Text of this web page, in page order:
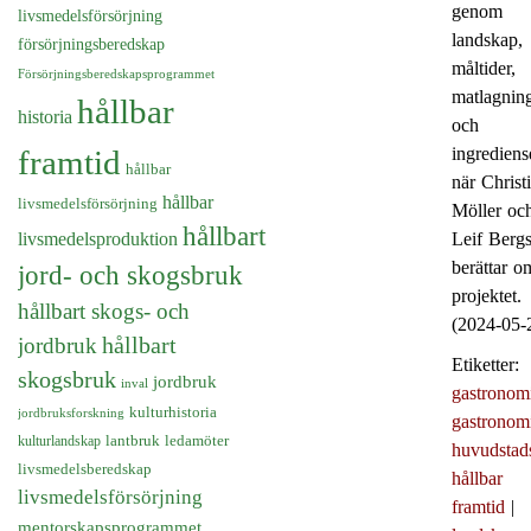
livsmedelsförsörjning
försörjningsberedskap
Försörjningsberedskapsprogrammet
historia hållbar
framtid hållbar
livsmedelsförsörjning hållbar
livsmedelsproduktion hållbart
jord- och skogsbruk
hållbart skogs- och
jordbrukhållbart
skogsbruk inval jordbruk
jordbruksforskning kulturhistoria
kulturlandskap lantbruk ledamöter
livsmedelsberedskap
livsmedelsförsörjning
genom
landskap,
måltider,
och
när
Möller
Leif
berättar
projektet.
(2024-05-
Etiketter:
hållbar
framtid |